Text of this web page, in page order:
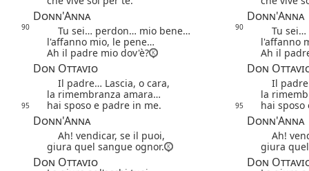
Donn'Anna Donn'Anna
90 Tu sei… perdon… mio bene… 90
Tu sei…
l'affanno mio, le pene…
l'affanno
Ah il padre mio dov'è?
Ah il
Don Ottavio Don
Il padre… Lascia, o cara,
Il
la rimembranza amara…
la
95 hai sposo e padre in me. 95 hai sposo
Donn'Anna Donn'Anna
Ah! vendicar, se il puoi,
Ah!
giura quel sangue ognor.
giura
Don Ottavio Don